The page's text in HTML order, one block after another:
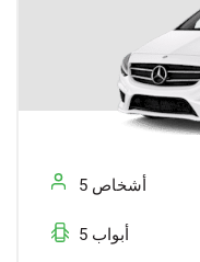
5 أشخاص
5 أبواب